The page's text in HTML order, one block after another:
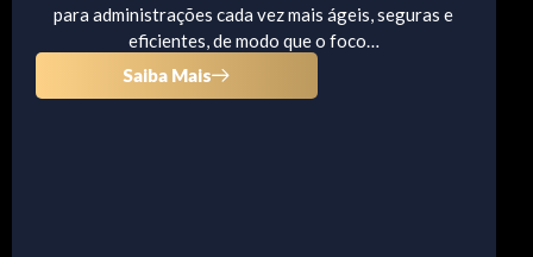
para administrações cada vez mais ágeis, seguras e
eficientes, de modo que o foco…
Saiba Mais